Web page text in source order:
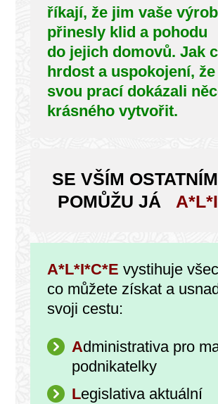
říkají, že jim vaše
přinesly klid a pohodu
do jejich domovů. Jak
hrdost a uspokojení,
svou prací dokázali
krásného vytvořit.
SE VŠÍM
POMŮŽU JÁ
A*L*I*C*E vystihuje
co můžete získat a
svoji cestu:
Administrativa pro
podnikatelky
Legislativa aktuální